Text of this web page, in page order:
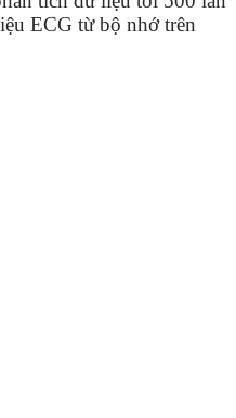
ECG từ bộ nhớ trên